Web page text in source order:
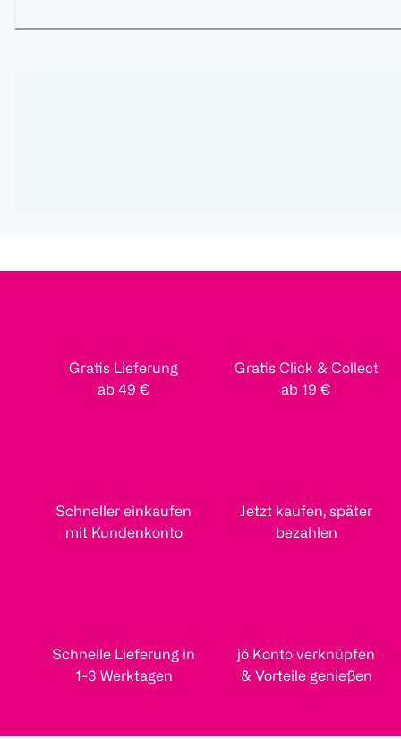
Gratis Lieferung
ab 49 €
Gratis Click & Collect
ab 19 €
Schneller einkaufen
mit Kundenkonto
Jetzt kaufen, später
bezahlen
Schnelle Lieferung in
1-3 Werktagen
jö Konto verknüpfen
& Vorteile genießen